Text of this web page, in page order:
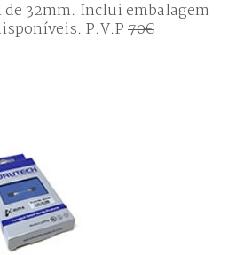
de 32mm. Inclui embalagem
P.V.P 70€